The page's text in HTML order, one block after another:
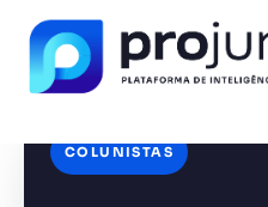
COLUNISTAS